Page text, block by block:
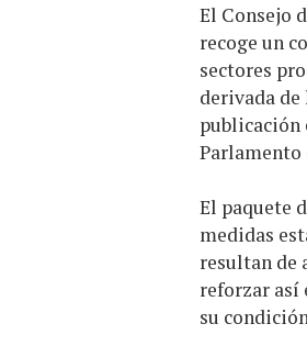
El Consejo
recoge un
sectores
derivada
publicación
Parlamento
El paquete
medidas
resultan de
reforzar así
su